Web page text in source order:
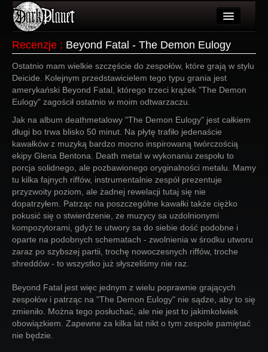
Wydarzenia
Galeria
Forum
Więcej
Login
Recenzje : Beyond Fatal - The Demon Eulogy
Ostatnio mam wielkie szczęście do zespołów, które grają w stylu
Deicide. Kolejnym przedstawicielem tego typu grania jest
amerykański Beyond Fatal, którego trzeci krążek "The Demon
Eulogy" zagościł ostatnio w moim odtwarzaczu.
Jak na album deathmetalowy "The Demon Eulogy" jest całkiem
długi bo trwa blisko 50 minut. Na płytę trafiło jedenaście
kawałków z muzyką bardzo mocno inspirowaną twórczością
ekipy Glena Bentona. Death metal w wykonaniu zespołu to
porcja solidnego, ale pozbawionego oryginalności metalu. Mamy
tu kilka fajnych riffów, instrumentalnie zespół prezentuje
przyzwoity poziom, ale żadnej rewelacji tutaj się nie
dopatrzyłem. Patrząc na poszczególne kawałki także ciężko
pokusić się o stwierdzenie, ze muzycy sa uzdolnionymi
kompozytorami, gdyż te utwory sa do siebie dość podobne i
oparte na podobnych schematach - zwolnienia w środku utworu
zaraz po szybszej partii, trochę nowoczesnych riffów, troche
shreddów - to wszystko już słyszeliśmy nie raz.
Beyond Fatal jest więc jednym z wielu poprawnie grających
zespołów i patrząc na "The Demon Eulogy" nie sądze, aby to się
zmieniło. Można tego posłuchać, ale nie jest to jakimkolwiek
obowiązkiem. Zapewne za kilka lat nikt o tym zespole pamiętać
nie będzie.